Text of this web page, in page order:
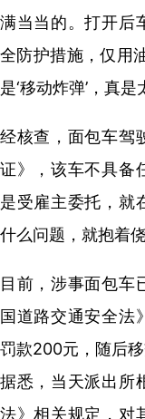
满当当的。打开后
全防护措施，仅用
是‘移动炸弹’，真是
经核查，面包车驾
证》，该车不具备
是受雇主委托，就
什么问题，就抱着
目前，涉事面包车
国道路交通安全法
罚款200元，随后
据悉，当天派出所
法》相关规定，对